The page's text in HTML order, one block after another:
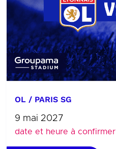
OL / PARIS SG
9 mai 2027
date et heure à confirmer